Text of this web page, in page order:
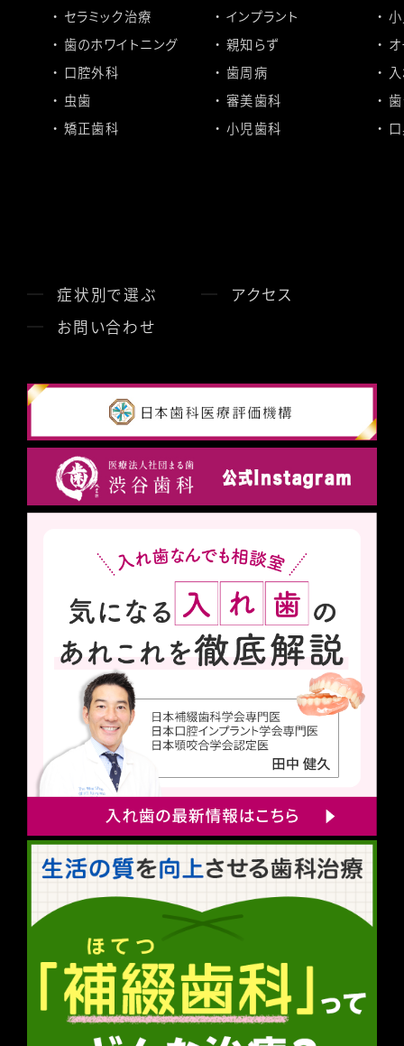
セラミック治療
歯のホワイトニング
口腔外科
虫歯
矯正歯科
インプラント
親知らず
歯周病
審美歯科
小児歯科
症状別で選ぶ
アクセス
お問い合わせ